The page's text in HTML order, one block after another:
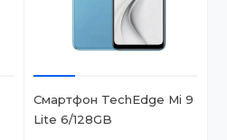
Смартфон TechEdge Mi 9
Lite 6/128GB